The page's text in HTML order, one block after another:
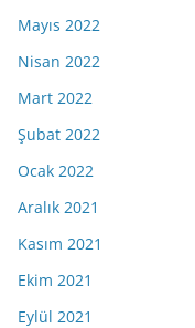
Mayıs 2022
Nisan 2022
Mart 2022
Şubat 2022
Ocak 2022
Aralık 2021
Kasım 2021
Ekim 2021
Eylül 2021